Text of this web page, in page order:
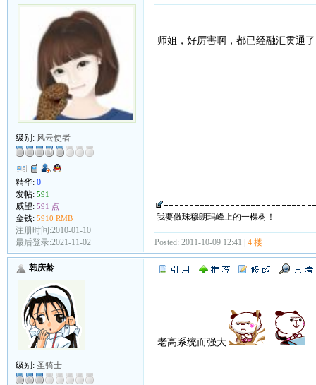
级别: 风云使者
精华: 0
发帖: 591
威望: 591 点
金钱: 5910 RMB
注册时间:2010-01-10
最后登录:2021-11-02
师姐，好厉害啊，都已经融汇贯通
我要做珠穆朗玛峰上的一棵树！
Posted: 2011-10-09 12:41 | 4 楼
韩庆龄
级别: 圣骑士
老高系统而强大